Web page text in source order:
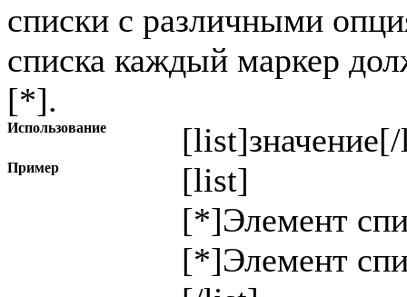
списки с различными
списка каждый маркер
[*].
Использование [list]значение
Пример
[list]
[*]Элемент
[*]Элемент